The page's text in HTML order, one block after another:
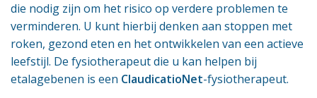
die nodig zijn om het risico op verdere problemen te
verminderen. U kunt hierbij denken aan stoppen met
roken, gezond eten en het ontwikkelen van een actieve
leefstijl. De fysiotherapeut die u kan helpen bij
etalagebenen is een ClaudicatioNet-fysiotherapeut.